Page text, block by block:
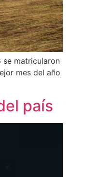
se matricularon
mes del año
país